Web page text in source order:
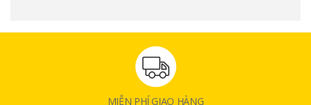
MIỄN PHÍ GIAO HÀNG